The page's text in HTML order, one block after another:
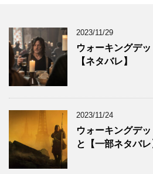
2023/11/29
ウォーキングデ
【ネタバレ】
2023/11/24
ウォーキングデ
と【一部ネタバレ